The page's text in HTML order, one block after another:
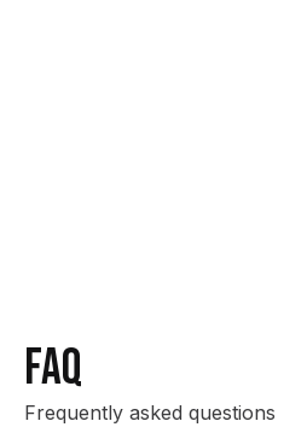
FAQ
Frequently asked questions